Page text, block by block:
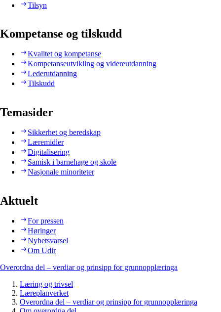
Tilsyn
Kompetanse og tilskudd
Kvalitet og kompetanse
Kompetanseutvikling og videreutdanning
Lederutdanning
Tilskudd
Temasider
Sikkerhet og beredskap
Læremidler
Digitalisering
Samisk i barnehage og skole
Nasjonale minoriteter
Aktuelt
For pressen
Høringer
Nyhetsvarsel
Om Udir
Overordna del – verdiar og prinsipp for grunnopplæringa
Læring og trivsel
Læreplanverket
Overordna del – verdiar og prinsipp for grunnopplæringa